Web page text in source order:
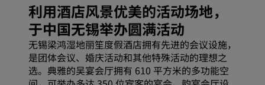
利用酒店风景优美的活动场地，
于中国无锡举办圆满活动
无锡梁鸿湿地丽笙度假酒店拥有先进的会议设施，
是团体会议、婚庆活动和其他特殊活动的理想之
选。典雅的吴宴会厅拥有 610 平方米的多功能空